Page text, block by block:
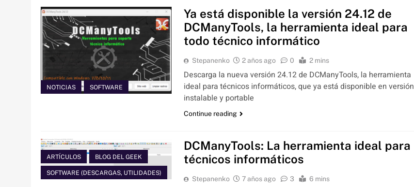
NOTICIAS SOFTWARE
Ya está disponible la versión 24.12 de
DCManyTools, la herramienta ideal para
todo técnico informático
Stepanenko 2 años ago 0 2 mins
Descarga la nueva versión 24.12 de DCManyTools, la herramienta
ideal para técnicos informáticos, que ya está disponible en versión
instalable y portable
Continue reading
ARTÍCULOS BLOG DEL GEEK
SOFTWARE (DESCARGAS, UTILIDADES)
DCManyTools: La herramienta ideal para
técnicos informáticos
Stepanenko 7 años ago 3 6 mins